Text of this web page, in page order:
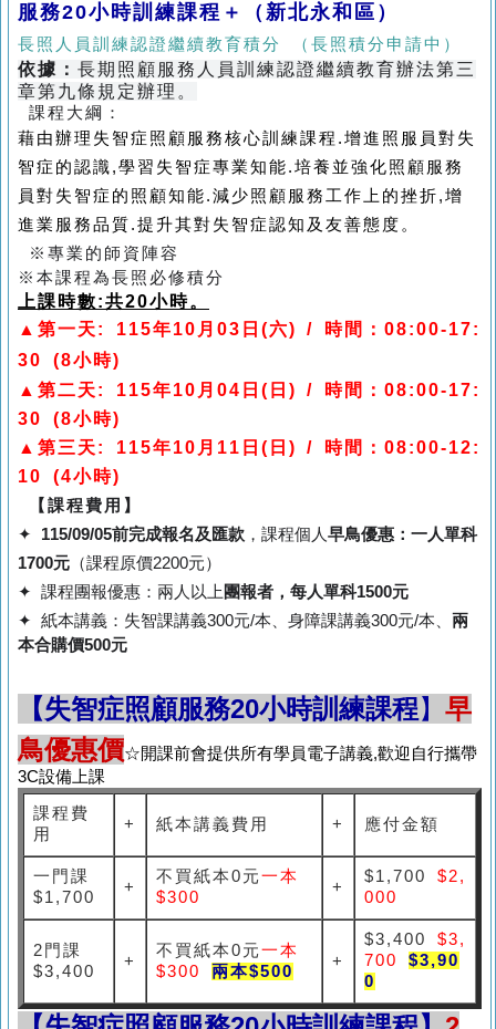
服務20小時訓練課程＋（新北永和區）
長照人員訓練認證繼續教育積分 （長照積分申請中）
依據： 長期照顧服務人員訓練認證繼續教育辦法第三
章第九條規定辦理。
課程大綱：
藉由辦理失智症照顧服務核心訓練課程.增進照服員對失
智症的認識,學習失智症專業知能.培養並強化照顧服務
員對失智症的照顧知能.減少照顧服務工作上的挫折,增
進業服務品質.提升其對失智症認知及友善態度。
※ 專業的師資陣容
※ 本課程為長照必修積分
上課時數:共20小時。
▲第一天: 115年10月03日(六) / 時間：08:00-17:
30 (8小時)
▲第二天: 115年10月04日(日) / 時間：08:00-17:
30 (8小時)
▲第三天: 115年10月11日(日) / 時間：08:00-12:
10 (4小時)
【課程費用】
✦ 115/09/05前完成報名及匯款，課程個人早鳥優惠：一人單科
1700元 （課程原價2200元）
✦ 課程團報優惠：兩人以上團報者，每人單科1500元
✦ 紙本講義：失智課講義300元/本、身障課講義300元/本、 兩
本合購價500元
【失智症照顧服務20小時訓練課程】 早
鳥優惠價☆開課前會提供所有學員電子講義,歡迎自行攜帶
3C設備上課
課程費
用
+ 紙本講義費用 + 應付金額
一門課
$1,700
+
不買紙本0元一本
$300
+
$1,700 $2,
000
2門課
$3,400
+
不買紙本0元一本
$300 兩本$500
+
$3,400 $3,
700 $3,90
0